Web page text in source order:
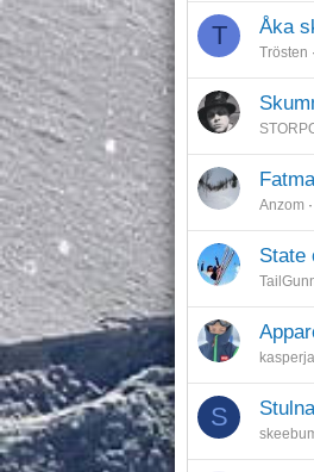
T Åka
Trösten
Anzom
State
S